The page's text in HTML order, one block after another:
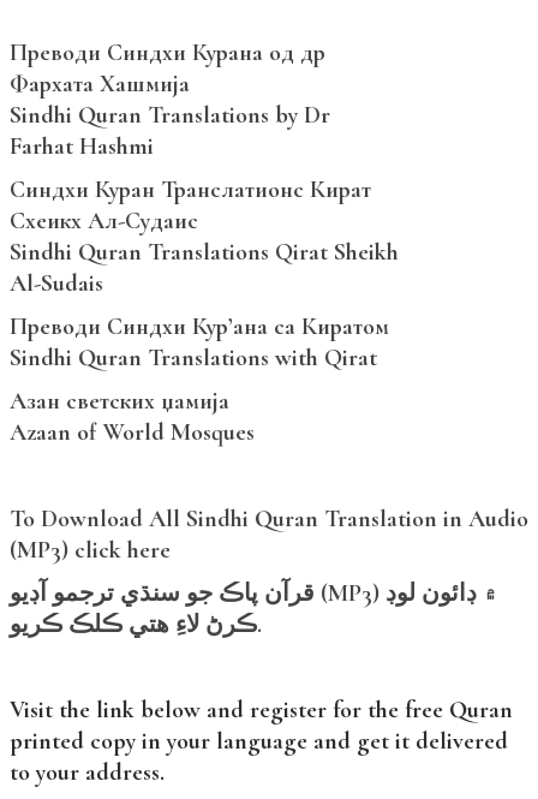
Преводи Синдхи Курана од др
Фархата Хашмија
Sindhi Quran Translations by Dr
Farhat Hashmi
Синдхи Куран Транслатионс Кират
Схеикх Ал-Судаис
Sindhi Quran Translations Qirat Sheikh
Al-Sudais
Преводи Синдхи Кур’ана са Киратом
Sindhi Quran Translations with Qirat
Азан светских џамија
Azaan of World Mosques
To Download All Sindhi Quran Translation in Audio
(MP3) click here
قرآن پاڪ جو سنڌي ترجمو آڊيو (MP3) ۾ ڊائون لوڊ
ڪرڻ لاءِ هتي ڪلڪ ڪريو.
Visit the link below and register for the free Quran
printed copy in your language and get it delivered
to your address.